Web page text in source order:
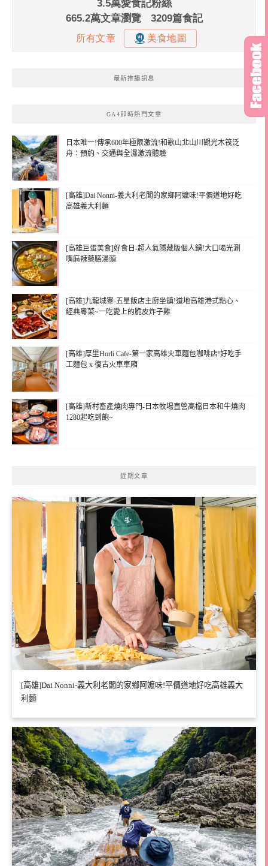
最新推播訊息
GA4即時熱門文章
日本唯一!傳承600年極限激流!和歌山北山川觀光木筏泛
舟：預約、交通與全濕激流體驗
[高雄]Dai Nonni-義大利老闆的家鄉阿嬤味!平價道地好吃
高雄義大利麵
[高雄巨蛋美食]好食日-超人氣隱藏版個人鍋!大口喝光涮
嘴麻辣藥膳湯頭
[高雄]九龍城寨-五星飯店主廚坐鎮!道地高雄港式點心、
經典粵菜~一吃愛上的脆皮炸子雞
[高雄]厚里Horli Cafe-第一家高雄火車麵包咖啡店!好吃手
工麵包 x 復古火車車廂
[高雄]新村畜產燒肉專門-日本牧場直營高檔日本和牛燒肉
1280起吃到飽~
近期文章
[高雄]Dai Nonni-義大利老闆的家鄉阿嬤味!平價道地好吃高雄義大
利麵